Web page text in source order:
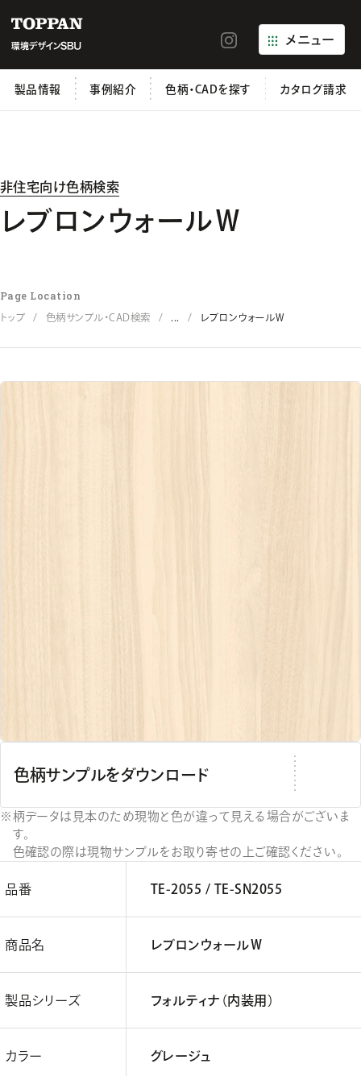
メニュー
製品情報 事例紹介 色柄・CADを探す カタログ請求
非住宅向け色柄検索
レブロンウォールＷ
Page Location
トップ 色柄サンプル・CAD検索 ... レブロンウォールＷ
色柄サンプルをダウンロード
柄データは見本のため現物と色が違って見える場合がございま
す。
色確認の際は現物サンプルをお取り寄せの上ご確認ください。
品番 TE-2055 / TE-SN2055
商品名 レブロンウォールＷ
製品シリーズ フォルティナ（内装用）
カラー グレージュ